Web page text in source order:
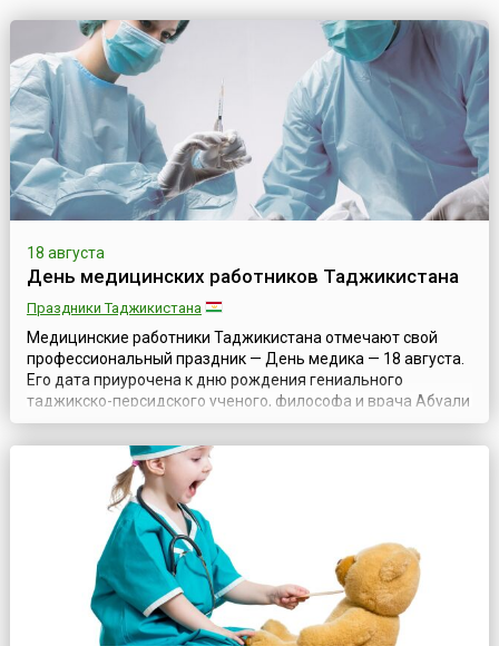
18 августа
День медицинских работников Таджикистана
Праздники Таджикистана
Медицинские работники Таджикистана отмечают свой
профессиональный праздник — День медика — 18 августа.
Его дата приурочена к дню рождения гениального
таджикско-персидского ученого, философа и врача Абуали
ибн Сино, более известного как Авиценна (ок. 980–1037).
Праздник установили по инициативе медицинских
коллективов и Совета Федерации профсоюзов
Таджикистана, а в 1995 году парламент Республик...